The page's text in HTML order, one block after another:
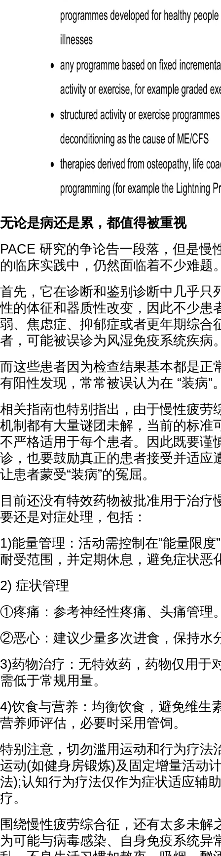
无论是病还是累，都值得被重视
PACE 研究的争论告一段落，但是慢
的临床实践中，仍然面临着不少难题
首先，它在诊断和鉴别诊断中几乎只
性的体征和器质性改变，因此不少患
弱、焦虑症、抑郁症或者更年期综合
者，可能被误诊为风湿免疫系统疾病
而这些患者因为检查结果基本都是正
有阳性发现，常常被误认为在 “装病”
相关指南也特别指出，由于慢性疲劳
机制都有大量谜团未解，当前的标准
不严格适用于每个患者。因此既要谨
诊，也要鼓励真正的患者接受并适应
让患者蒙受“装病”的冤屈。
目前还没有特效药物被批准用于治疗
要还是对症处理，包括：
1)能量管理‌：活动需控制在“能量限度
耐受范围，并定期休息，避免症状恶
2) 症状管理‌
①疼痛‌：参考神经性疼痛、头痛管理
‌②恶心‌：建议少量多次进食，保持水
‌3)药物治疗‌：无特效药，药物仅用于
需低于常规用量。
4)饮食与营养‌：均衡饮食，避免维生
营养师评估，必要时采用管饲。
特别注意，切勿滥用运动和行为疗法
运动(如健身房锻炼)及固定增量活动
法);认知行为疗法仅作为症状适应辅
疗。
围绕慢性疲劳综合征，还有太多未解
为可能与病毒感染、自身免疫系统异